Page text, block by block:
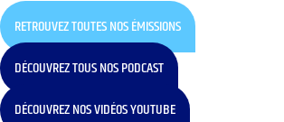
RETROUVEZ TOUTES NOS ÉMISSIONS
DÉCOUVREZ TOUS NOS PODCAST
DÉCOUVREZ NOS VIDÉOS YOUTUBE